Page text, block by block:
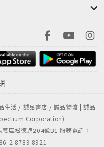
活 / 誠品書店 / 誠品物流 | 誠品
Corporation)
區松德路204號B1 服務電話：
2-8789-8921